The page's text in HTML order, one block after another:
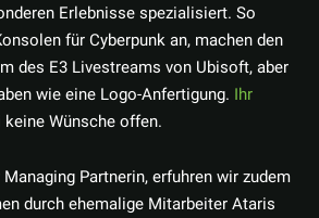
Erlebnisse spezialisiert. So
für Cyberpunk an, machen den
des E3 Livestreams von Ubisoft, aber
wie eine Logo-Anfertigung. Ihr
Wünsche offen.
Partnerin, erfuhren wir zudem
durch ehemalige Mitarbeiter Ataris